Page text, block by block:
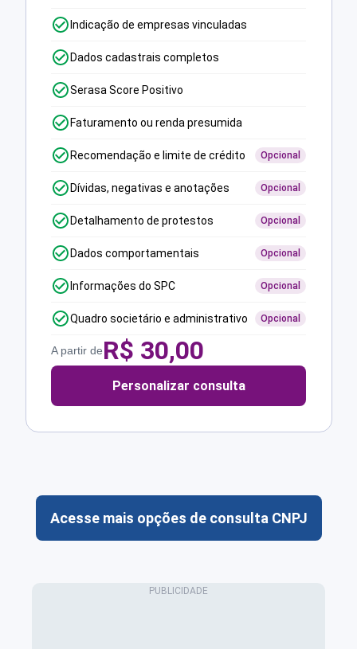
Indicação de empresas vinculadas
Dados cadastrais completos
Serasa Score Positivo
Faturamento ou renda presumida
Recomendação e limite de crédito Opcional
Dívidas, negativas e anotações Opcional
Detalhamento de protestos Opcional
Dados comportamentais Opcional
Informações do SPC Opcional
Quadro societário e administrativo Opcional
A partir deR$ 30,00
Personalizar consulta
Acesse mais opções de consulta CNPJ